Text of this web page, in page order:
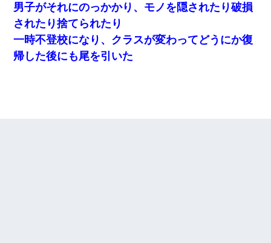
男子がそれにのっかかり、モノを隠されたり破損
されたり捨てられたり
一時不登校になり、クラスが変わってどうにか復
帰した後にも尾を引いた